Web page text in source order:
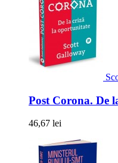
Post Corona. De
46,67 lei